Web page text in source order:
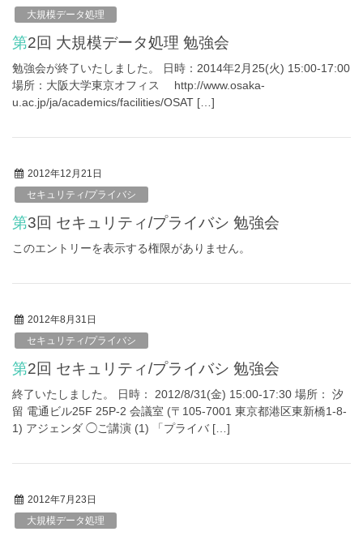
大規模データ処理
第2回 大規模データ処理 勉強会
勉強会が終了いたしました。 日時：2014年2月25(火) 15:00-17:00
場所：大阪大学東京オフィス http://www.osaka-
u.ac.jp/ja/academics/facilities/OSAT […]
2012年12月21日
セキュリティ/プライバシ
第3回 セキュリティ/プライバシ 勉強会
このエントリーを表示する権限がありません。
2012年8月31日
セキュリティ/プライバシ
第2回 セキュリティ/プライバシ 勉強会
終了いたしました。 日時： 2012/8/31(金) 15:00-17:30 場所： 汐
留 電通ビル25F 25P-2 会議室 (〒105-7001 東京都港区東新橋1-8-
1) アジェンダ ◯ご講演 (1) 「プライバ […]
2012年7月23日
大規模データ処理